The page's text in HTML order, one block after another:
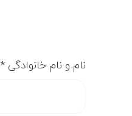
نام و نام خانوادگی*